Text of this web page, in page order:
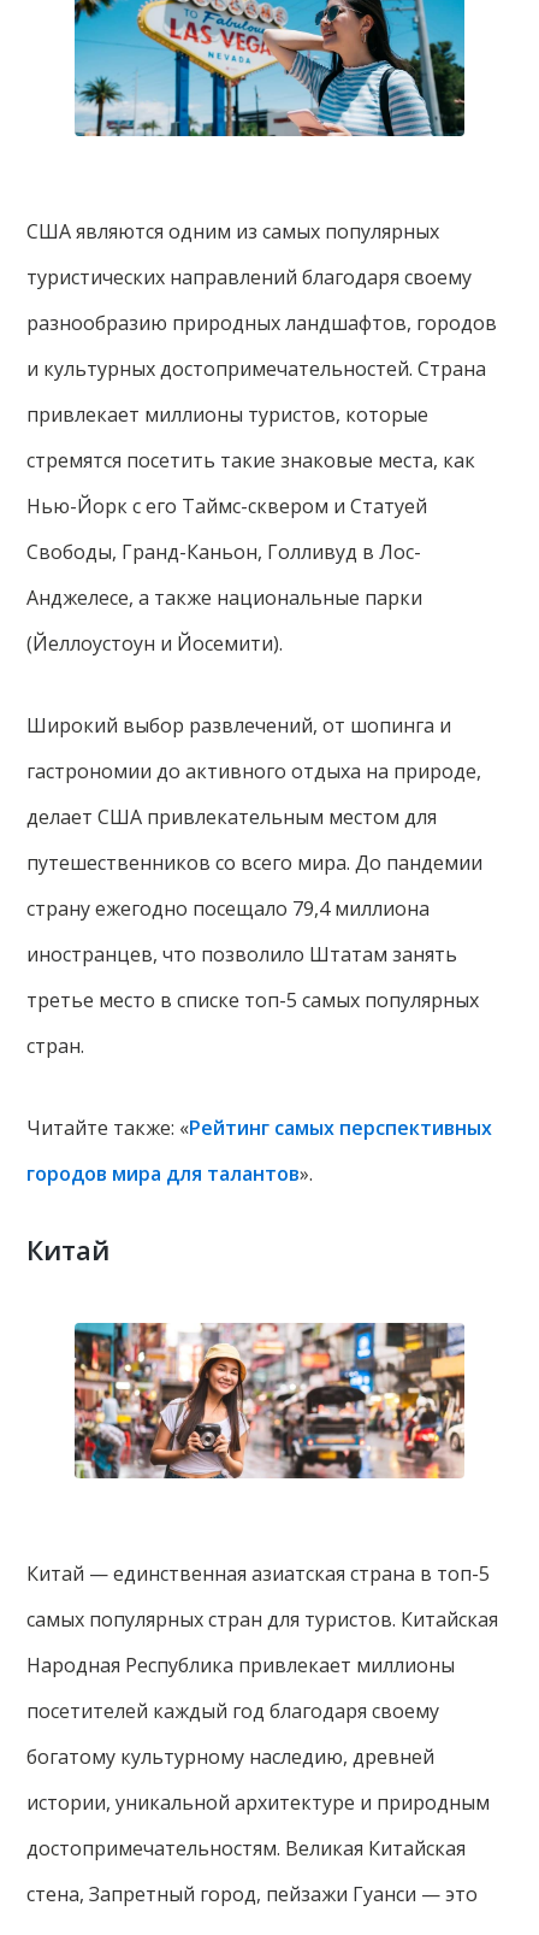
США являются одним из самых популярных
туристических направлений благодаря своему
разнообразию природных ландшафтов, городов
и культурных достопримечательностей. Страна
привлекает миллионы туристов, которые
стремятся посетить такие знаковые места, как
Нью-Йорк с его Таймс-сквером и Статуей
Свободы, Гранд-Каньон, Голливуд в Лос-
Анджелесе, а также национальные парки
(Йеллоустоун и Йосемити).
Широкий выбор развлечений, от шопинга и
гастрономии до активного отдыха на природе,
делает США привлекательным местом для
путешественников со всего мира. До пандемии
страну ежегодно посещало 79,4 миллиона
иностранцев, что позволило Штатам занять
третье место в списке топ-5 самых популярных
стран.
Читайте также: «Рейтинг самых перспективных
городов мира для талантов».
Китай
Китай — единственная азиатская страна в топ-5
самых популярных стран для туристов. Китайская
Народная Республика привлекает миллионы
посетителей каждый год благодаря своему
богатому культурному наследию, древней
истории, уникальной архитектуре и природным
достопримечательностям. Великая Китайская
стена, Запретный город, пейзажи Гуанси — это